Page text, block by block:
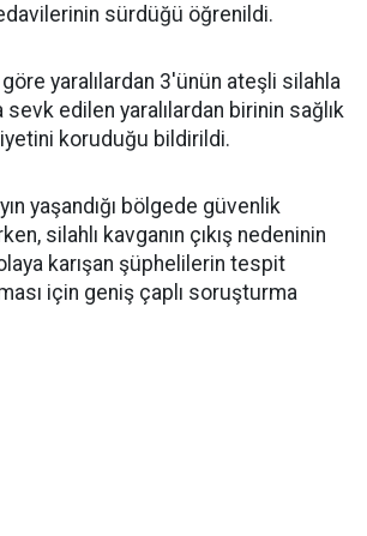
sürdüğü öğrenildi.
yaralılardan 3'ünün ateşli silahla
sevk edilen yaralılardan birinin sağlık
koruduğu bildirildi.
yaşandığı bölgede güvenlik
silahlı kavganın çıkış nedeninin
karışan şüphelilerin tespit
için geniş çaplı soruşturma